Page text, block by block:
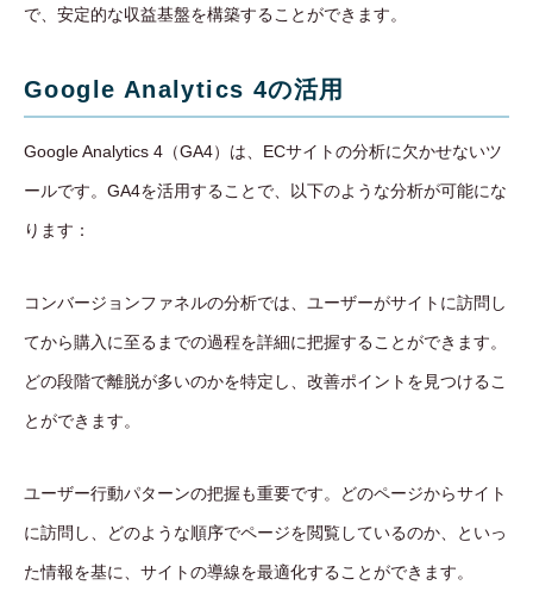
で、安定的な収益基盤を構築することができます。
Google Analytics 4の活用
Google Analytics 4（GA4）は、ECサイトの分析に欠かせないツ
ールです。GA4を活用することで、以下のような分析が可能にな
ります：
コンバージョンファネルの分析では、ユーザーがサイトに訪問し
てから購入に至るまでの過程を詳細に把握することができます。
どの段階で離脱が多いのかを特定し、改善ポイントを見つけるこ
とができます。
ユーザー行動パターンの把握も重要です。どのページからサイト
に訪問し、どのような順序でページを閲覧しているのか、といっ
た情報を基に、サイトの導線を最適化することができます。